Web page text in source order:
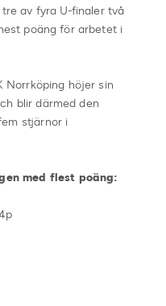
av fyra U-finaler två
poäng för arbetet i
Norrköping höjer sin
blir därmed den
stjärnor i
med flest poäng: